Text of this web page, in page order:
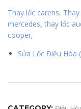
Thay lốc carens,
mercedes, thay lốc
cooper,
Sửa Lốc Điều Hòa